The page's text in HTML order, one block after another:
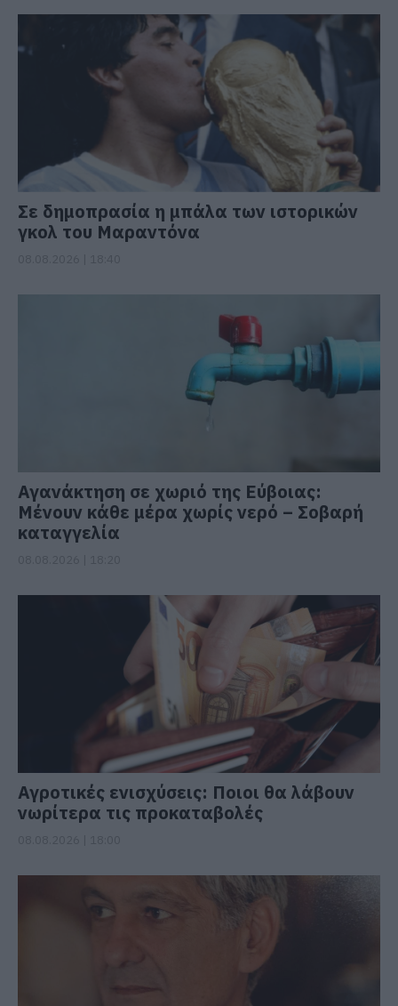
Σε δημοπρασία η μπάλα των ιστορικών
γκολ του Μαραντόνα
Αγανάκτηση σε χωριό της Εύβοιας:
Μένουν κάθε μέρα χωρίς νερό – Σοβαρή
καταγγελία
Αγροτικές ενισχύσεις: Ποιοι θα λάβουν
νωρίτερα τις προκαταβολές